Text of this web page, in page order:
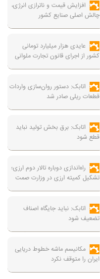
افزایش قیمت و ناترازی انرژی،
چالش اصلی صنایع کشور
عایدی هزار میلیارد تومانی
کشور از اجرای قانون تجارت ملوانی
اتابک: دستور روان‌سازی واردات
قطعات ریلی صادر شد
اتابک: برق بخش تولید نباید
قطع شود
راه‌اندازی دوباره تالار دوم ارزی؛
تشکیل کمیته ارزی در وزارت صمت
اتابک: نباید جایگاه اصناف
تضعیف شود
مکانیسم ماشه خطوط دریایی
ایران را متوقف نکرد